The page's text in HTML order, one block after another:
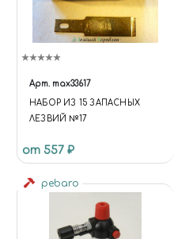
Арт. max33617
НАБОР ИЗ 15 ЗАПАСНЫХ
ЛЕЗВИЙ №17
от 557 ₽
pebaro